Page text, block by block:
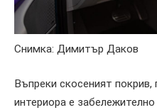
Снимка: Димитър Даков
Въпреки скосеният
интериора е